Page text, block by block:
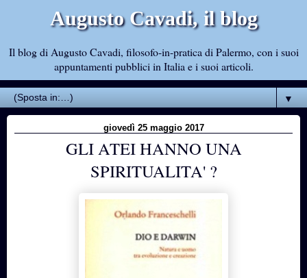
Augusto Cavadi, il blog
Il blog di Augusto Cavadi, filosofo-in-pratica di Palermo, con i suoi
appuntamenti pubblici in Italia e i suoi articoli.
▼
giovedì 25 maggio 2017
GLI ATEI HANNO UNA
SPIRITUALITA' ?